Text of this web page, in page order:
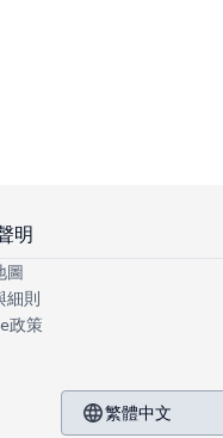
明
圖
細則
政策
繁體中文